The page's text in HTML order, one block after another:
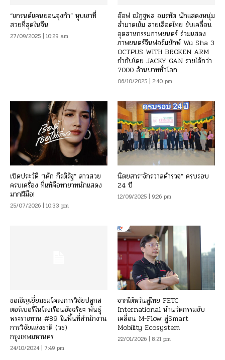
“แกรนด์แคนยอนจุงก้า” หุบเขาที่
สวยที่สุดในจีน
27/09/2025 | 10:29 am
อ๊อฟ ณัฏฐพล อมรทัต นักแสดงหนุ่ม
ล่ำมาดเข้ม สายเลือดไทย ขับเคลื่อน
อุตสาหกรรมภาพยนตร์ ร่วมแสดง
ภาพยนตร์จีนฟอร์มยักษ์ Wu Sha 3
OCTPUS WITH BROKEN ARM
กำกับโดย JACKY GAN รายได้กว่า
7000 ล้านบาททั่วโลก
06/10/2025 | 2:40 pm
เปิดประวัติ “เค้ก กีรติรัฐ” สาวสวย
ครบเครื่อง ที่แท้คือทายาทนักแสดง
มากฝีมือ!
25/07/2026 | 10:33 pm
นิตยสาร”จักรวาลตำรวจ” ครบรอบ
24 ปี
12/09/2025 | 9:26 pm
ขอเชิญเยี่ยมชมโครงการวิจัยปลูกส
ตอร์เบอรี่ในโรงเรือนอัจฉริยะ พันธุ์
พระราชทาน #89 ในพื้นที่สำนักงาน
การวิจัยแห่งชาติ (วช)
กรุงเทพมหานคร
24/10/2024 | 7:49 pm
จากไต้หวันสู่ไทย FETC
International นำนวัตกรรมขับ
เคลื่อน M-Flow สู่Smart
Mobility Ecosystem
22/01/2026 | 8:21 pm